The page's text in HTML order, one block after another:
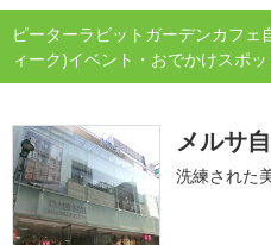
ピーターラビットガーデンカフェ
ィーク)イベント・おでかけスポッ
メルサ
洗練された